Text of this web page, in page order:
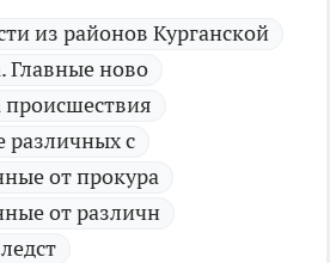
из районов Курганской
Главные ново
происшествия
различных с
от прокура
от различн